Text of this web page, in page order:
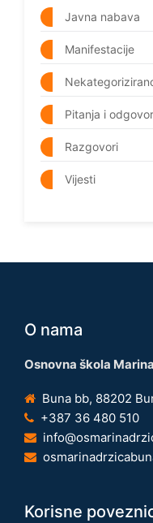
Javna nabava
Manifestacije
Pitanja i
Razgovori
Vijesti
O nama
Osnovna škola
Buna bb, 88202
+387 36 480 510
Korisne